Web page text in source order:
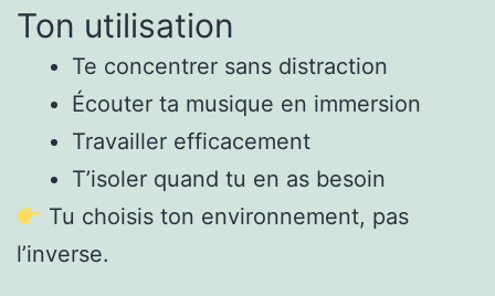
Ton utilisation
Te concentrer sans distraction
Écouter ta musique en immersion
Travailler efficacement
T’isoler quand tu en as besoin
Tu choisis ton environnement, pas
l’inverse.